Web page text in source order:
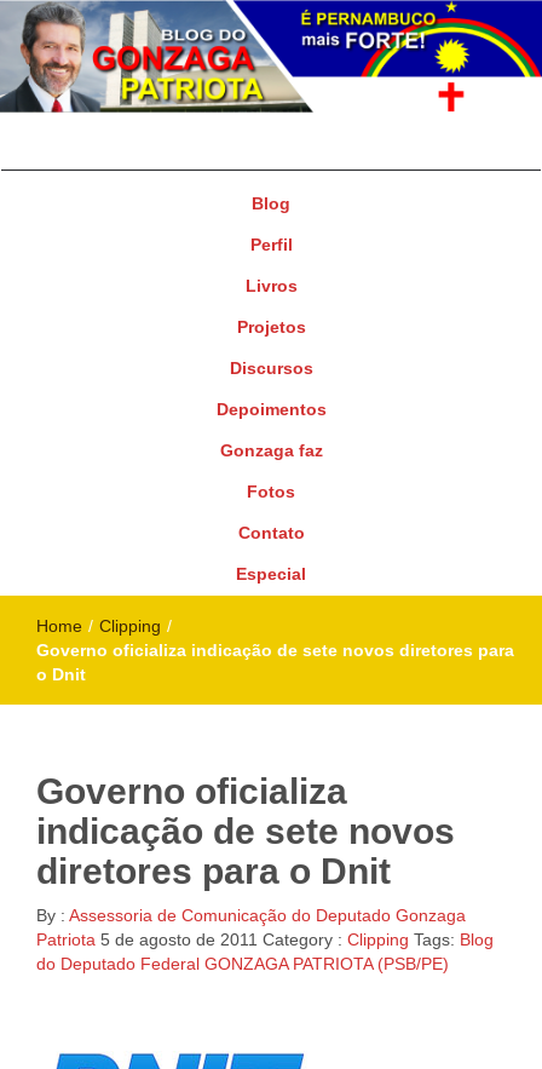
Blog
Perfil
Livros
Projetos
Discursos
Depoimentos
Gonzaga faz
Fotos
Contato
Especial
Home / Clipping /
Governo oficializa indicação de sete novos diretores para
o Dnit
Governo oficializa
indicação de sete novos
diretores para o Dnit
By : Assessoria de Comunicação do Deputado Gonzaga
Patriota 5 de agosto de 2011 Category : Clipping Tags: Blog
do Deputado Federal GONZAGA PATRIOTA (PSB/PE)